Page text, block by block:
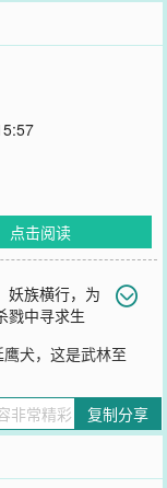
点击阅读
妖族横行，为
戮中寻求生
诸天降神大法》无
可焚江煮海，摘星
天地同寿。你可愿入
记向您QQ群和微博
犬，这是武林至
复制分享